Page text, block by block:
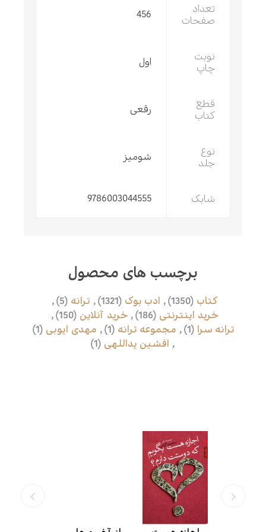
تعداد
صفحات
456
نوبت
چاپ
اول
قطع
کتاب
رقعی
نوع
جلد
شومیز
شابک 9786003044555
برچسب های محصول
کتاب (1350)
, ادب بوک (1321)
, ترانه (5)
,
خرید اینترنتی (186)
, خرید‌ آنلاین (150)
,
ترانه سرا
(1)
, مجموعه ترانه (1)
, مهدی ایوبی (1)
,
افشین یداللهی (1)